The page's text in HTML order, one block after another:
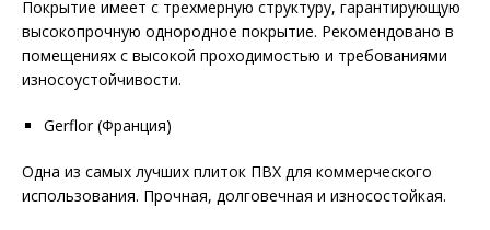
Покрытие имеет с трехмерную структуру, гарантирующую
высокопрочную однородное покрытие. Рекомендовано в
помещениях с высокой проходимостью и требованиями
износоустойчивости.
Gerflor (Франция)
Одна из самых лучших плиток ПВХ для коммерческого
использования. Прочная, долговечная и износостойкая.